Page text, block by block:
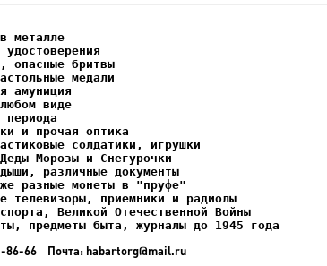
металле
Морозы и Снегурочки
предметы быта, журналы до 1945 года
86-66 Почта: habartorg@mail.ru